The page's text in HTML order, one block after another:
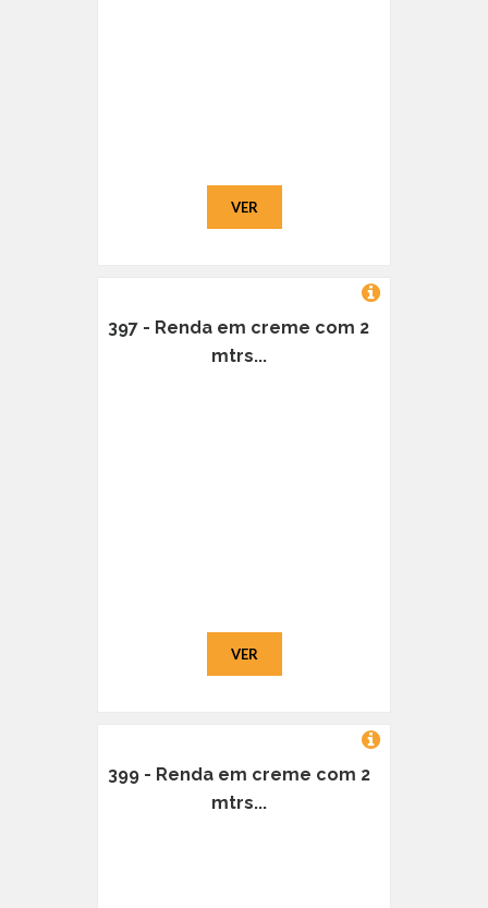
VER
397 - Renda em creme com 2
mtrs...
VER
399 - Renda em creme com 2
mtrs...